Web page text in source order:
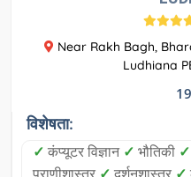
Near Rakh Bagh,
Ludhiana
विशेषता:
✓ कंप्यूटर विज्ञान ✓ भौतिकी ✓